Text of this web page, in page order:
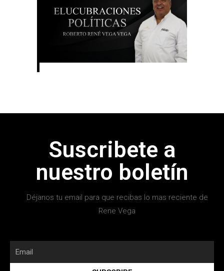
Suscribete a
nuestro boletín
Déjanos tu email para que recibas lo mas reciente de
Rene Vega